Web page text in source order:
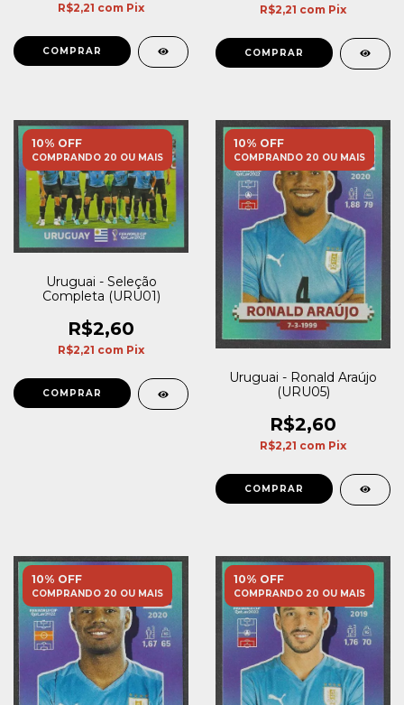
R$2,21 com Pix R$2,21 com Pix
10% OFF
COMPRANDO 20 OU MAIS
Uruguai - Seleção
Completa (URU01)
R$2,60
R$2,21 com Pix
10% OFF
COMPRANDO 20 OU MAIS
Uruguai - Ronald Araújo
(URU05)
R$2,60
R$2,21 com Pix
10% OFF
COMPRANDO 20 OU MAIS
10% OFF
COMPRANDO 20 OU MAIS